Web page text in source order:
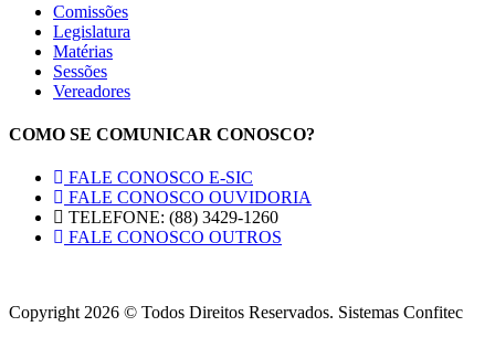
Comissões
Legislatura
Matérias
Sessões
Vereadores
COMO SE COMUNICAR CONOSCO?
FALE CONOSCO E-SIC
FALE CONOSCO OUVIDORIA
TELEFONE: (88) 3429-1260
FALE CONOSCO OUTROS
Copyright 2026 © Todos Direitos Reservados. Sistemas Confitec